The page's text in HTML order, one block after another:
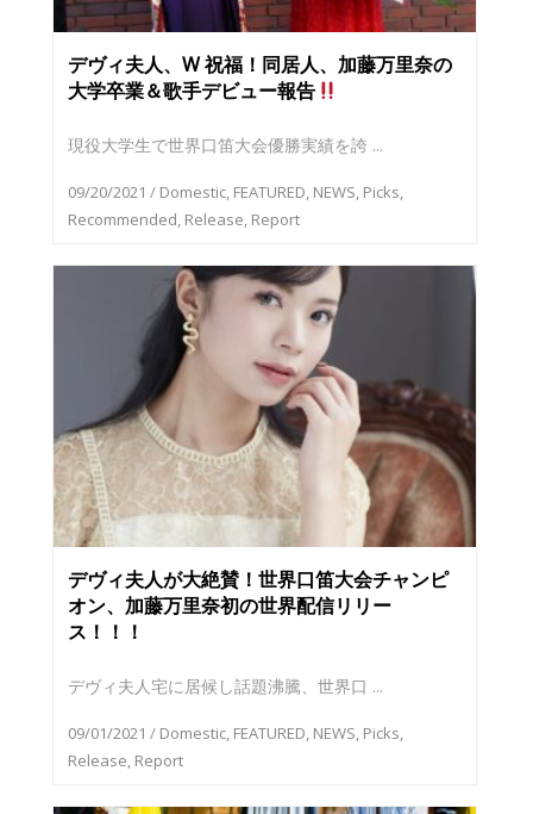
デヴィ夫人、W 祝福！同居人、加藤万里奈の
大学卒業＆歌手デビュー報告
現役大学生で世界口笛大会優勝実績を誇 ...
09/20/2021 / Domestic, FEATURED, NEWS, Picks,
Recommended, Release, Report
デヴィ夫人が大絶賛！世界口笛大会チャンピ
オン、加藤万里奈初の世界配信リリー
ス！！！
デヴィ夫人宅に居候し話題沸騰、世界口 ...
09/01/2021 / Domestic, FEATURED, NEWS, Picks,
Release, Report